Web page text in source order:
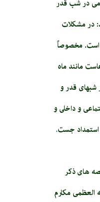
در شب قدر
در مشكلات
است. مخصوصاً
مانند ماه
شب‏هاى قدر و
و داخلى و
استمداد جست.
های ذکر
مکارم